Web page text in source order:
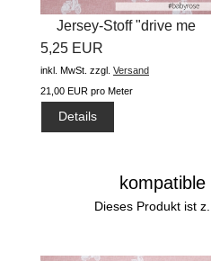
Jersey-Stoff "drive me
5,25 EUR
inkl. MwSt. zzgl. Versand
21,00 EUR pro Meter
Details
Dieses Produkt ist